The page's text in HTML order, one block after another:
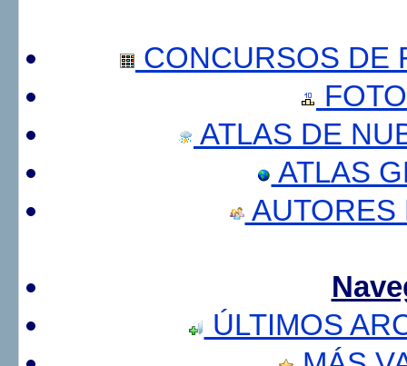
CONCURSOS DE
ATLAS DE
ATLAS
AUTORES
ÚLTIMOS